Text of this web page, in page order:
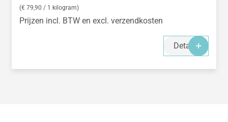
(€ 79,90 / 1 kilogram)
Prijzen incl. BTW en excl. verzendkosten
Details